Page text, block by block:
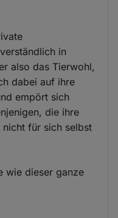
in
also das Tierwohl,
dabei auf ihre
empört sich
die ihre
für sich selbst
wie dieser ganze